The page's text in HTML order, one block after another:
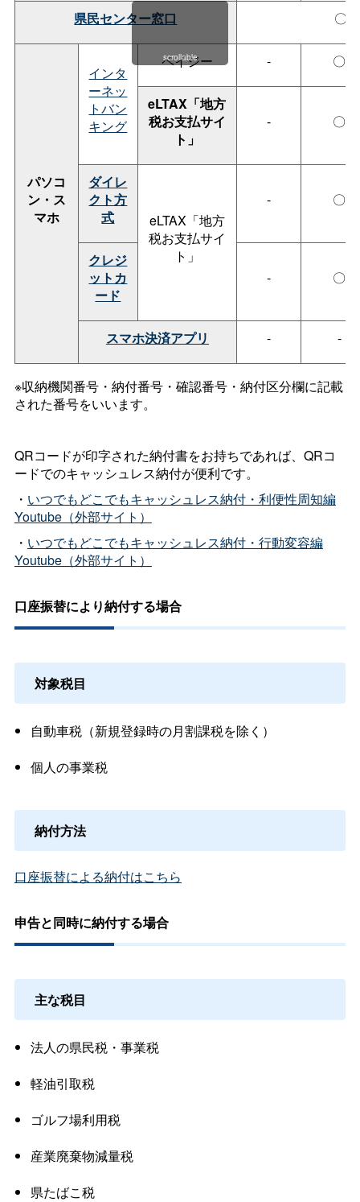
県民センター窓口 〇
パソコ
ン・ス
マホ
インタ
ーネッ
トバン
キング
ペイジー - 〇
eLTAX「地方
税お支払サイ
ト」
- 〇
ダイレ
クト方
式
eLTAX「地方
税お支払サイ
ト」
- 〇
クレジ
ットカ
ード
- 〇
スマホ決済アプリ - -
scrollable
※収納機関番号・納付番号・確認番号・納付区分欄に記載
された番号をいいます。
QRコードが印字された納付書をお持ちであれば、QRコ
ードでのキャッシュレス納付が便利です。
・ いつでもどこでもキャッシュレス納付・利便性周知編
Youtube（外部サイト）
・ いつでもどこでもキャッシュレス納付・行動変容編
Youtube（外部サイト）
口座振替により納付する場合
対象税目
自動車税（新規登録時の月割課税を除く）
個人の事業税
納付方法
口座振替による納付はこちら
申告と同時に納付する場合
主な税目
法人の県民税・事業税
軽油引取税
ゴルフ場利用税
産業廃棄物減量税
県たばこ税